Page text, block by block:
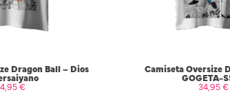
Dragon Ball – Dios
€
Camiseta Oversize
GOGETA-
34,95€